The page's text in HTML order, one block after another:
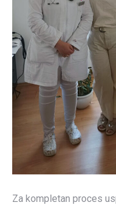
Za kompletan proces